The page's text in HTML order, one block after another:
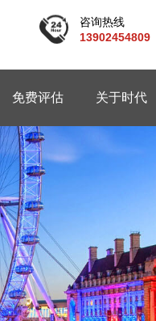
咨询热线
13902454809
免费评估 关于时代